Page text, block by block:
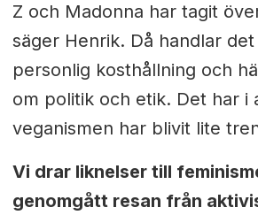
Z och Madonna har tagit
säger Henrik. Då handlar
personlig kosthållning och
om politik och etik. Det har i
veganismen har blivit lite
Vi drar liknelser till
genomgått resan från